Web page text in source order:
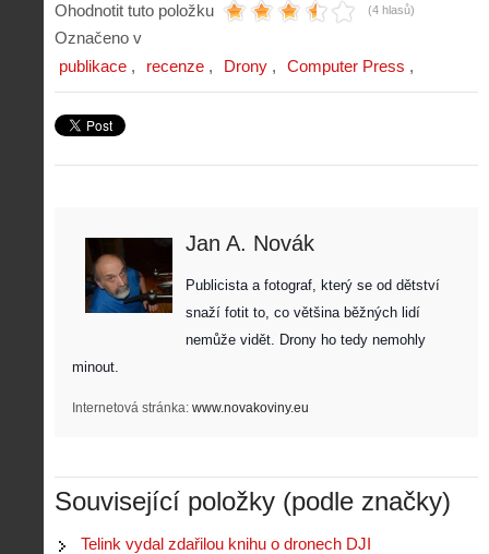
Ohodnotit tuto položku (4 hlasů)
Označeno v
publikace
recenze Drony Computer Press
Jan A. Novák
Publicista a fotograf, který se od dětství
snaží fotit to, co většina běžných lidí
nemůže vidět. Drony ho tedy nemohly
minout.
Internetová stránka: www.novakoviny.eu
Související položky (podle značky)
Telink vydal zdařilou knihu o dronech DJI